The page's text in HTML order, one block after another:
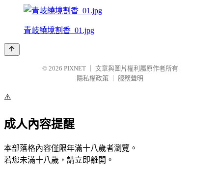
青岐繞境割香_01.jpg
© 2026 PIXNET
文章與圖片權利屬原作者所有
隱私權政策
服務聲明
⚠️
成人內容提醒
本部落格內容僅限年滿十八歲者瀏覽。
若您未滿十八歲，請立即離開。